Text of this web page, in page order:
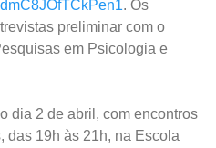
. Os
preliminar com o
em Psicologia e
dia 2 de abril, com encontros
das 19h às 21h, na Escola